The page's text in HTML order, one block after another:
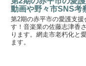
動画や野々市SNS考
第2期の赤平市の愛護支
す！音楽業の佐藤志津香
ります。網走市老朽化と
ます。